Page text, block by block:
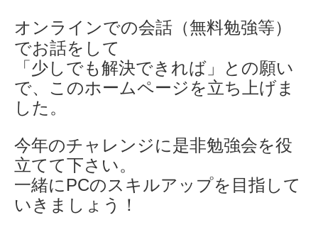
オンラインでの会話（無料勉強等）
でお話をして
「少しでも解決できれば」との願い
で、このホームページを立ち上げま
した。
今年のチャレンジに是非勉強会を役
立てて下さい。
一緒にPCのスキルアップを目指して
いきましょう！